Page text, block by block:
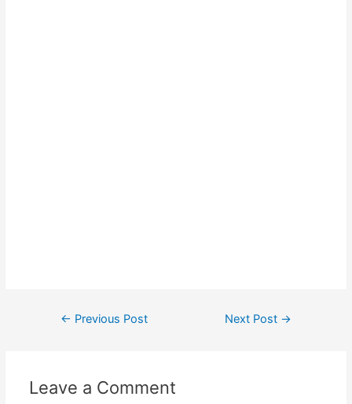
Post← Previous Post Next Post →
Leave a Comment